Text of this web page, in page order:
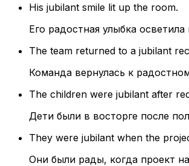
His jubilant smile lit up the room.
Его радостная улыбка осветила
The team returned to a jubilant
Команда вернулась к
The children were jubilant after
Дети были в восторге после
They were jubilant when the
Они были рады, когда проект